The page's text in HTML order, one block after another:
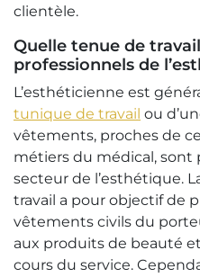
clientèle.
Quelle tenue de
professionnels de
L’esthéticienne est
tunique de travail ou
vêtements, proches de
métiers du médical, sont
secteur de l’esthétique.
travail a pour objectif de
vêtements civils du
aux produits de beauté
cours du service.